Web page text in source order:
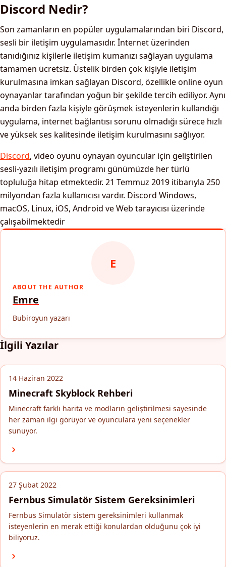
Discord Nedir?
Son zamanların en popüler uygulamalarından biri Discord,
sesli bir iletişim uygulamasıdır. İnternet üzerinden
tanıdığınız kişilerle iletişim kumanızı sağlayan uygulama
tamamen ücretsiz. Üstelik birden çok kişiyle iletişim
kurulmasına imkan sağlayan Discord, özellikle online oyun
oynayanlar tarafından yoğun bir şekilde tercih ediliyor. Aynı
anda birden fazla kişiyle görüşmek isteyenlerin kullandığı
uygulama, internet bağlantısı sorunu olmadığı sürece hızlı
ve yüksek ses kalitesinde iletişim kurulmasını sağlıyor.
Discord, video oyunu oynayan oyuncular için geliştirilen
sesli-yazılı iletişim programı günümüzde her türlü
topluluğa hitap etmektedir. 21 Temmuz 2019 itibarıyla 250
milyondan fazla kullanıcısı vardır. Discord Windows,
macOS, Linux, iOS, Android ve Web tarayıcısı üzerinde
çalışabilmektedir
E
ABOUT THE AUTHOR
Emre
Bubiroyun yazarı
İlgili Yazılar
14 Haziran 2022
Minecraft Skyblock Rehberi
Minecraft farklı harita ve modların geliştirilmesi sayesinde
her zaman ilgi görüyor ve oyunculara yeni seçenekler
sunuyor.
27 Şubat 2022
Fernbus Simulatör Sistem Gereksinimleri
Fernbus Simulatör sistem gereksinimleri kullanmak
isteyenlerin en merak ettiği konulardan olduğunu çok iyi
biliyoruz.